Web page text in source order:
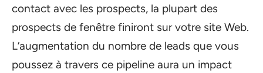
contact avec les prospects, la plupart des
prospects de fenêtre finiront sur votre site Web.
L’augmentation du nombre de leads que vous
poussez à travers ce pipeline aura un impact